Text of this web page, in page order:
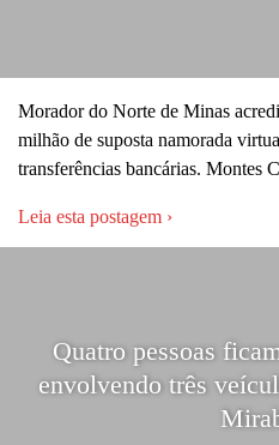
Morador do Norte de Minas
milhão de suposta namorada
transferências bancárias. Montes
Leia esta postagem ›
Quatro pessoas
envolvendo três